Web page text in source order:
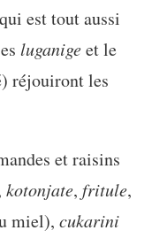
est tout aussi
luganigeet le
réjouiront les
et raisins
kotonjate,fritule,
miel),cukarini